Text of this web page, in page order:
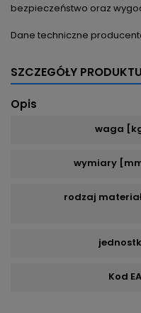
bezpieczeństwo oraz
Dane techniczne
SZCZEGÓŁY PRODUKTU
Opis
waga
wymiary
rodzaj
Kod